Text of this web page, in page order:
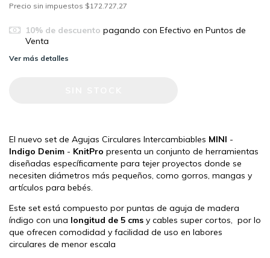
Precio sin impuestos $172.727,27
10% de descuento pagando con Efectivo en Puntos de
Venta
Ver más detalles
El nuevo set de Agujas Circulares Intercambiables MINI -
Indigo Denim - KnitPro presenta un conjunto de herramientas
diseñadas específicamente para tejer proyectos donde se
necesiten diámetros más pequeños, como gorros, mangas y
artículos para bebés.
Este set está compuesto por puntas de aguja de madera
índigo con una longitud de 5 cms y cables super cortos, por lo
que ofrecen comodidad y facilidad de uso en labores
circulares de menor escala